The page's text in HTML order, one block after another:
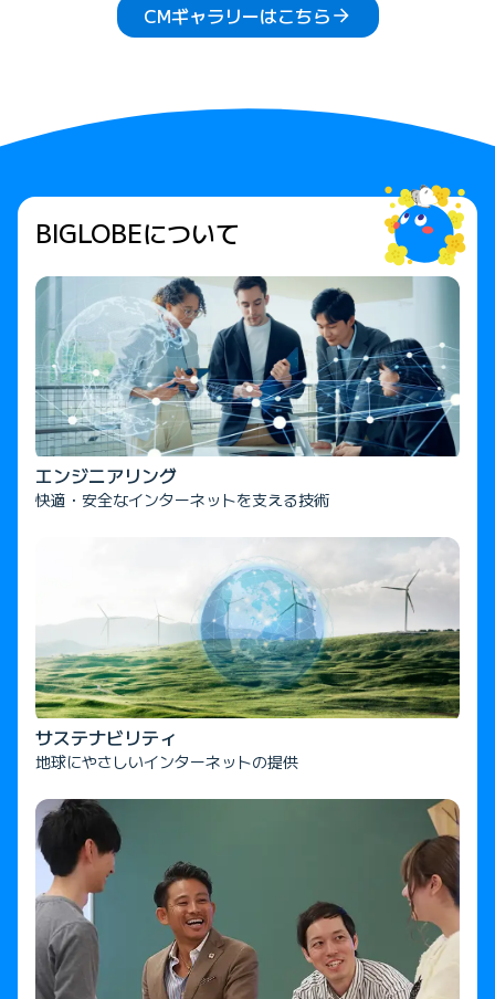
CMギャラリーはこちら
BIGLOBEについて
エンジニアリング
快適・安全なインターネットを支える技術
サステナビリティ
地球にやさしいインターネットの提供